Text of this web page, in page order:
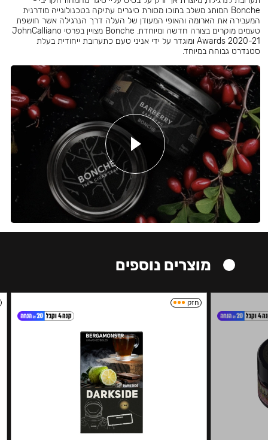
Bonche המותג משלב בתוכו מסורת סיגרים עתיקה בטכנולוגייה מודרנית
המעבירה את הארומה והאופי המעודן של העלה דרך הנרגילה אשר חושפת
טעמים מוקרים בצורה חדשה ומיוחדת. Bonche מצויין בפרסי JohnCalliano
Awards 2020-21 ומוגדר על ידי אניני טעם כתערובת ייחודית בעלת
סטנדרט גבוהה במיוחד.
מוצרים נוספים
חזק